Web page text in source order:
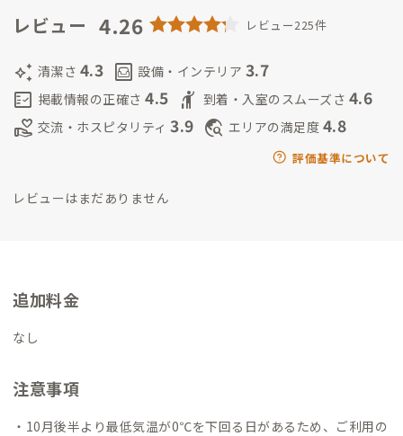
スに立ち寄る程度でなかなかみなさんにお会いできておりませ
いる方もいらっしゃいます。ご遠慮なくメールくださいませ）
レビュー 4.26 レビュー225件
auto_awesome 清潔さ 4.3 living 設備・インテリア 3.7
fact_check 掲載情報の正確さ 4.5 hail 到着・入室のスムーズさ 4.6
volunteer_activism 交流・ホスピタリティ 3.9 travel_explore エリアの満足度 4.8
評価基準について
レビューはまだありません
追加料金
なし
注意事項
・10月後半より最低気温が0℃を下回る日があるため、ご利用の